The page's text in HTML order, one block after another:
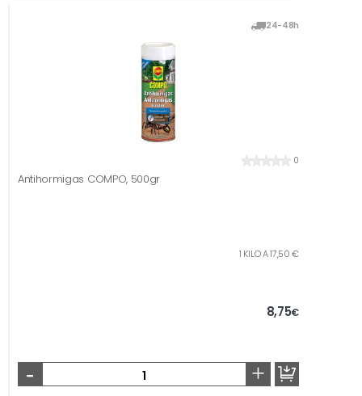
24-48h
0
Antihormigas COMPO, 500gr
1 KILO A 17,50 €
8,75€
- +